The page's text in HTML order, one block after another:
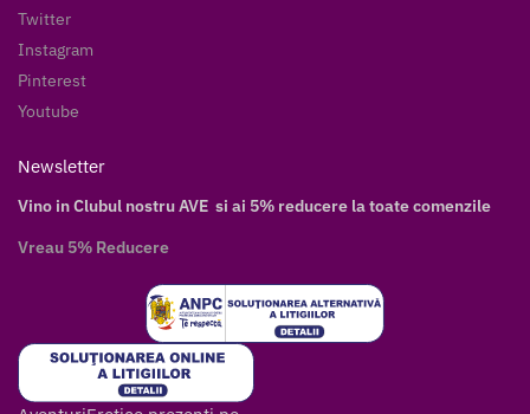
Twitter
Instagram
Pinterest
Youtube
Newsletter
Vino in Clubul nostru AVE si ai 5% reducere la toate comenzile
Vreau 5% Reducere